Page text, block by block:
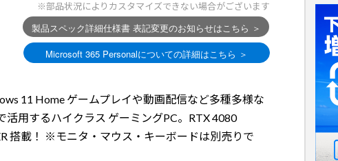
※部品状況によりカスタマイズできない場合がございます
11 Home ゲームプレイや動画配信など多種多様な
活用するハイクラス ゲーミングPC。RTX 4080
搭載！ ※モニタ・マウス・キーボードは別売りで